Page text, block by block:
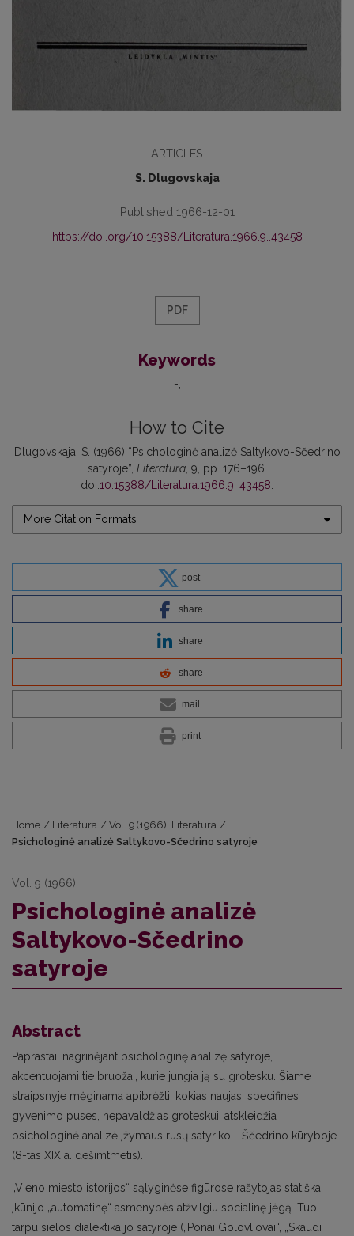
ARTICLES
S. Dlugovskaja
Published 1966-12-01
https://doi.org/10.15388/Literatura.1966.9..43458
PDF
Keywords
-
How to Cite
Dlugovskaja, S. (1966) “Psichologinė analizė Saltykovo-Sčedrino
satyroje”, Literatūra, 9, pp. 176–196.
doi:10.15388/Literatura.1966.9. 43458.
More Citation Formats
post
share
share
share
mail
print
Home / Literatūra / Vol. 9 (1966): Literatūra /
Psichologinė analizė Saltykovo-Sčedrino satyroje
Vol. 9 (1966)
Psichologinė analizė
Saltykovo-Sčedrino
satyroje
Abstract
Paprastai, nagrinėjant psichologinę analizę satyroje,
akcentuojami tie bruožai, kurie jungia ją su grotesku. Šiame
straipsnyje mėginama apibrėžti, kokias naujas, specifines
gyvenimo puses, nepavaldžias groteskui, atskleidžia
psichologinė analizė įžymaus rusų satyriko - Ščedrino kūryboje
(8-tas XIX a. dešimtmetis).
„Vieno miesto istorijos“ sąlyginėse figūrose rašytojas statiškai
įkūnijo „automatinę“ asmenybės atžvilgiu socialinę jėgą. Tuo
tarpu sielos dialektika jo satyroje („Ponai Golovliovai“, „Skaudi